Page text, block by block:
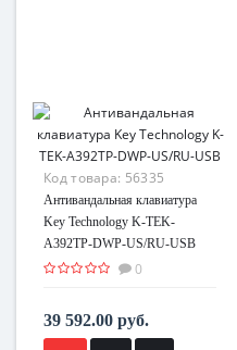
Код товара: 56335
Антивандальная клавиатура
Key Technology K-TEK-
A392TP-DWP-US/RU-USB
0
39 592.00 руб.